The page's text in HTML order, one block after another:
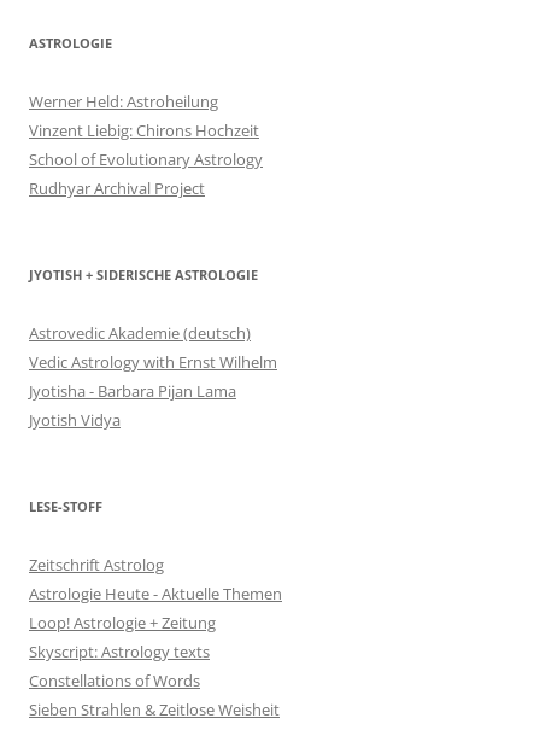
ASTROLOGIE
Werner Held: Astroheilung
Vinzent Liebig: Chirons Hochzeit
School of Evolutionary Astrology
Rudhyar Archival Project
JYOTISH + SIDERISCHE ASTROLOGIE
Astrovedic Akademie (deutsch)
Vedic Astrology with Ernst Wilhelm
Jyotisha - Barbara Pijan Lama
Jyotish Vidya
LESE-STOFF
Zeitschrift Astrolog
Astrologie Heute - Aktuelle Themen
Loop! Astrologie + Zeitung
Skyscript: Astrology texts
Constellations of Words
Sieben Strahlen & Zeitlose Weisheit